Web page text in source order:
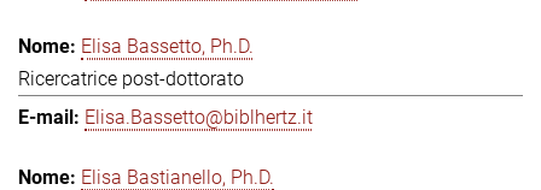
Elisa Bassetto, Ph.D.
Ricercatrice post-dottorato
Elisa.Bassetto@biblhertz.it
Elisa Bastianello, Ph.D.